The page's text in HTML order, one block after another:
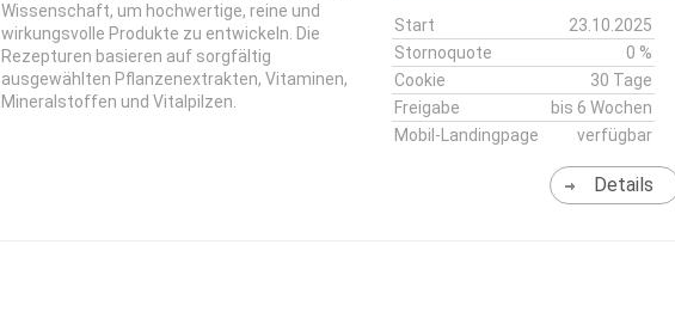
Wissenschaft, um hochwertige, reine und
wirkungsvolle Produkte zu entwickeln. Die
Rezepturen basieren auf sorgfältig
ausgewählten Pflanzenextrakten, Vitaminen,
Mineralstoffen und Vitalpilzen.
Start
23.10.2025
Stornoquote
0 %
Cookie
30 Tage
Freigabe
bis 6 Wochen
Mobil-Landingpage
verfügbar
Details